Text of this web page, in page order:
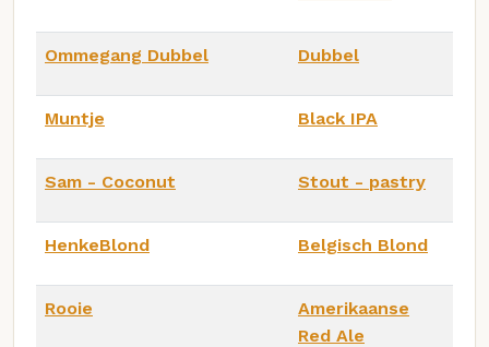
Ommegang Dubbel Dubbel
Muntje Black IPA
Sam - Coconut Stout - pastry
HenkeBlond Belgisch Blond
Rooie
Amerikaanse
Red Ale